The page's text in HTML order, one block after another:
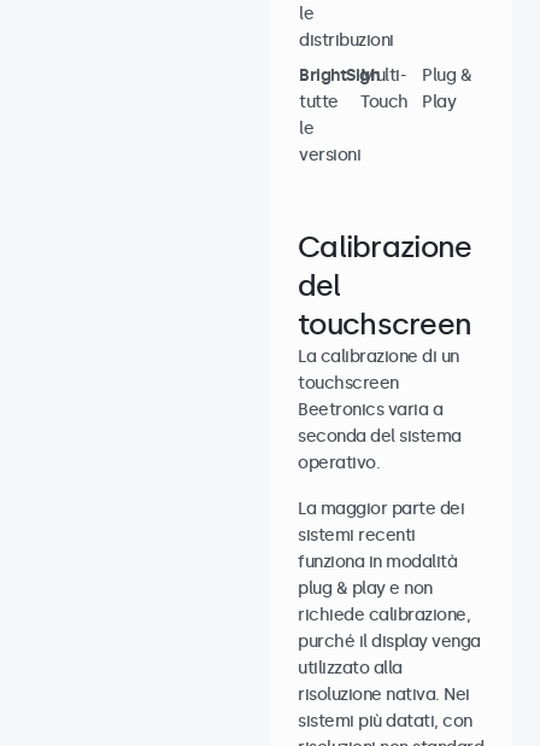
le
distribuzioni
BrightSign
tutte
le
versioni
Multi-
Touch
Plug &
Play
Calibrazione
del
touchscreen
La calibrazione di un
touchscreen
Beetronics varia a
seconda del sistema
operativo.
La maggior parte dei
sistemi recenti
funziona in modalità
plug & play e non
richiede calibrazione,
purché il display venga
utilizzato alla
risoluzione nativa. Nei
sistemi più datati, con